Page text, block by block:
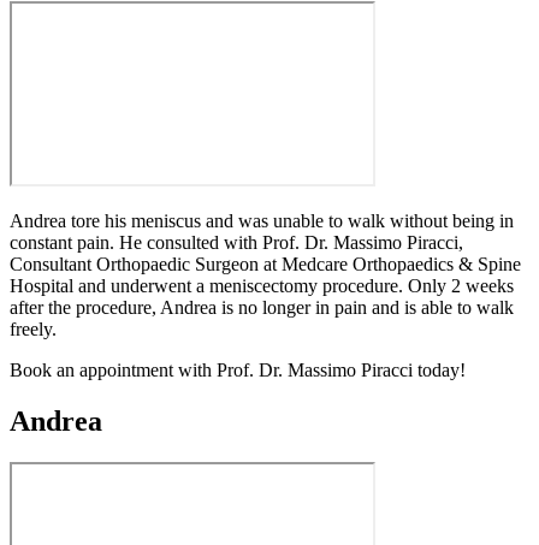
Andrea tore his meniscus and was unable to walk without being in
constant pain. He consulted with Prof. Dr. Massimo Piracci,
Consultant Orthopaedic Surgeon at Medcare Orthopaedics & Spine
Hospital and underwent a meniscectomy procedure. Only 2 weeks
after the procedure, Andrea is no longer in pain and is able to walk
freely.
Book an appointment with Prof. Dr. Massimo Piracci today!
Andrea